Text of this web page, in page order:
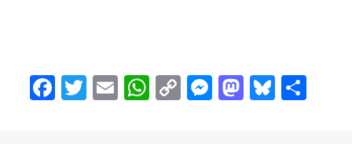
Fa T
E
W
C
M
M
Bl